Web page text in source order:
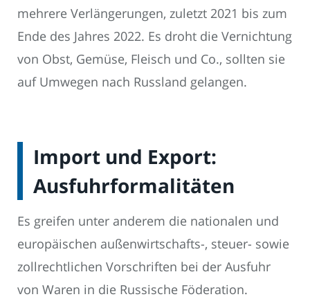
mehrere Verlängerungen, zuletzt 2021 bis zum
Ende des Jahres 2022. Es droht die Vernichtung
von Obst, Gemüse, Fleisch und Co., sollten sie
auf Umwegen nach Russland gelangen.
Import und Export:
Ausfuhrformalitäten
Es greifen unter anderem die nationalen und
europäischen außenwirtschafts-, steuer- sowie
zollrechtlichen Vorschriften bei der Ausfuhr
von Waren in die Russische Föderation.